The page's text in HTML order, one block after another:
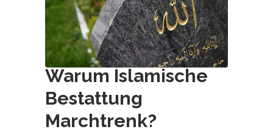
Warum Islamische
Bestattung
Marchtrenk?